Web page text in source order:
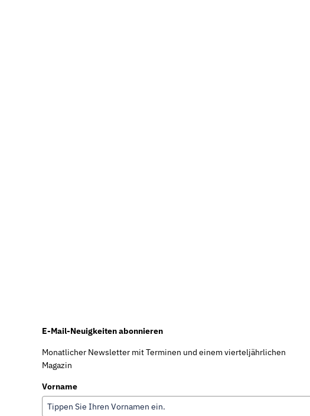
E-Mail-Neuigkeiten abonnieren
Monatlicher Newsletter mit Terminen und einem vierteljährlichen
Magazin
Vorname